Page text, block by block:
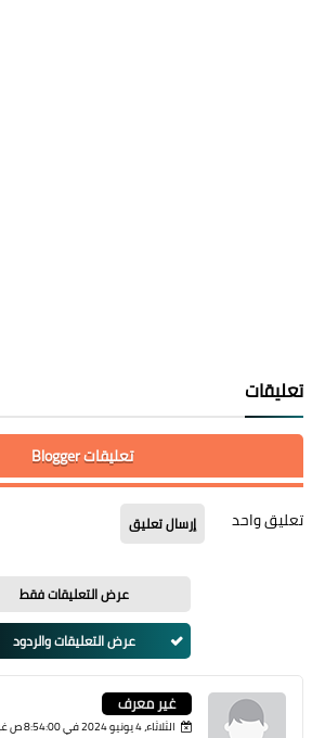
تعليقات
تعليقات Blogger
تعليق واحد إرسال تعليق
عرض التعليقات فقط
عرض التعليقات والردود
غير معرف
الثلاثاء، 4 يونيو 2024 في 8:54:00 ص غرينتش+3